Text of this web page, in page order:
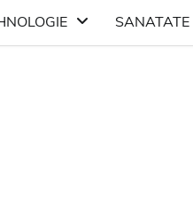
SANATATE